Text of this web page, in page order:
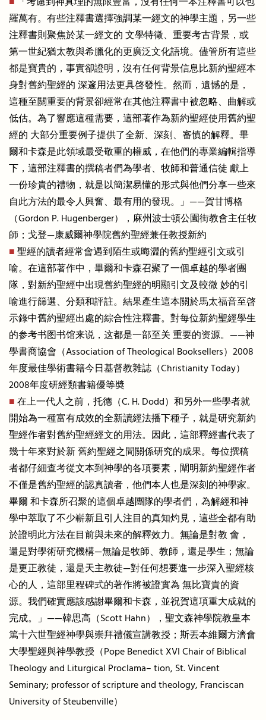
羅萬有。有些注釋書選擇強調某一經文的神學主題，另一些
注釋書則聚焦於某一經文的 文學特徵、重要考古背景，或
第一世紀猶太教與希臘化的更廣泛文化語境。儘管所有這些
都是寶貴的，事實卻證明，沒有任何背景信息比新約聖經本
身對舊約聖經的 深邃用法更具啓發性。然而，遺憾的是，
這種至關重要的背景卻經常在其他注釋書中被忽略、曲解或
低估。為了響應這種需要，這部著作為新約聖經使用舊約聖
經的 大部分重要例子提供了全新、深刻、審慎的解釋。畢
爾和卡森是此領域最受敬重的權威，在他們的專業編輯指導
下，這部注釋書的撰稿者們為學者、牧師和普通信徒 獻上
一份珍貴的禮物，就是以簡潔易懂的形式與他們分享一些來
自此方法的最令人興奮、最有用的發現。」——賀甘博格
（Gordon P. Hugenberger），麻州波士頓公園街教會主任牧
師；戈登—康威爾神學院舊約聖經兼任教授新約
■ 聖經的讀者經常會遇到陌生或晦澀的舊約聖經引文或引
喻。在這部著作中，畢爾和卡森召聚了一個卓越的學者團
隊，對新約聖經中出現舊約聖經的明顯引文及較微 妙的引
喻進行篩選、分類和評註。結果產生這本關於馬太福音至啓
示錄中舊約聖經出處的綜合性注釋書。對每位新約聖經學生
的参考书图书馆来说，这都是一部至关 重要的资源。——神
學書商協會（Association of Theological Booksellers）2008
年度最佳學術書籍今日基督教雜誌（Christianity Today）
2008年度研經類書籍優等奬
■ 在上一代人之前，托德（C. H. Dodd）和另外一些學者就
開始為一種富有成效的全新讀經法播下種子，就是研究新約
聖經作者對舊約聖經經文的用法。因此，這部釋經書代表了
幾十年來對於新 舊約聖經之間關係研究的成果。每位撰稿
者都仔細查考從文本到神學的各項要素，闡明新約聖經作者
不僅是舊約聖經的認真讀者，他們本人也是深刻的神學家。
畢爾 和卡森所召聚的這個卓越團隊的學者們，為解經和神
學中萃取了不少嶄新且引人注目的真知灼見，這些全都有助
於證明此方法在目前與未來的解釋效力。無論是對教 會，
還是對學術研究機構—無論是牧師、教師，還是學生；無論
是更正教徒，還是天主教徒—對任何想要進一步深入聖經核
心的人，這部里程碑式的著作將被證實為 無比寶貴的資
源。我們確實應該感謝畢爾和卡森，並祝賀這項重大成就的
完成。」——韓思高（Scott Hahn），聖文森神學院教皇本
篤十六世聖經神學與崇拜禮儀宣講教授；斯丟本維爾方濟會
大學聖經與神學教授（Pope Benedict XVI Chair of Biblical
Theology and Liturgical Proclama– tion, St. Vincent
Seminary; professor of scripture and theology, Franciscan
University of Steubenville）